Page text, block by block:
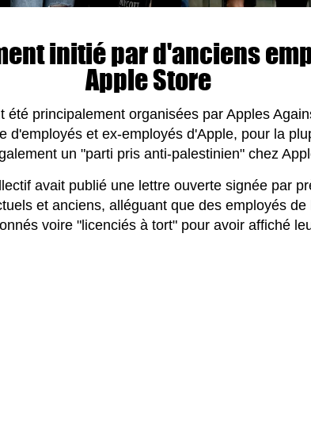
initié par d'anciens
Apple Store
été principalement organisées par Apples
d'employés et ex-employés d'Apple, pour la
un "parti pris anti-palestinien" chez
avait publié une lettre ouverte signée par
et anciens, alléguant que des employés
voire "licenciés à tort" pour avoir affiché